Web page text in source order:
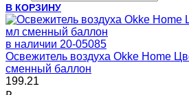
В КОРЗИНУ
в наличии 20-05085
Освежитель воздуха Okke Home
сменный баллон
199.21